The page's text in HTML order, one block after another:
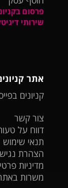
פרסום
שירותי
אתר
קניונים
צור קשר
דווח על
תנאי שימוש
הצהרת
מדיניות
משרות